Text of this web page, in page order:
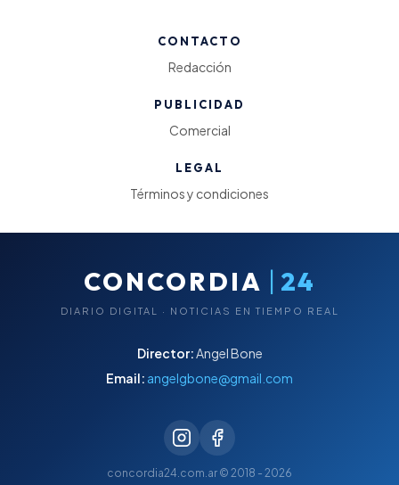
CONTACTO
Redacción
PUBLICIDAD
Comercial
LEGAL
Términos y condiciones
CONCORDIA | 24
DIARIO DIGITAL · NOTICIAS EN TIEMPO REAL
Director:Angel Bone
Email: angelgbone@gmail.com
concordia24.com.ar © 2018 - 2026